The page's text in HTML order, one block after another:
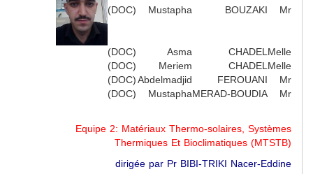
Mr
BOUZAKI
Mustapha
(DOC)
Melle
CHADEL
Asma
(DOC)
Melle
CHADEL
Meriem
(DOC)
Mr
FEROUANI
Abdelmadjid
(DOC)
Mr
MERAD-BOUDIA
Mustapha
(DOC)
Equipe 2: Matériaux Thermo-solaires, Systèmes
Thermiques Et Bioclimatiques (MTSTB)
dirigée par Pr BIBI-TRIKI Nacer-Eddine